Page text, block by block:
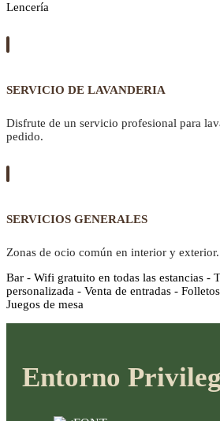
Lencería
SERVICIO DE LAVANDERIA
Disfrute de un servicio profesional para
pedido.
SERVICIOS GENERALES
Zonas de ocio común en interior y exterior.
Bar - Wifi gratuito en todas las estancias -
personalizada - Venta de entradas -
Juegos de mesa
Entorno